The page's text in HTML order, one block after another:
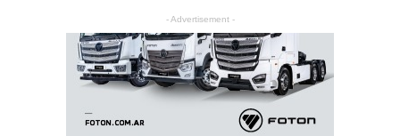
- Advertisement -